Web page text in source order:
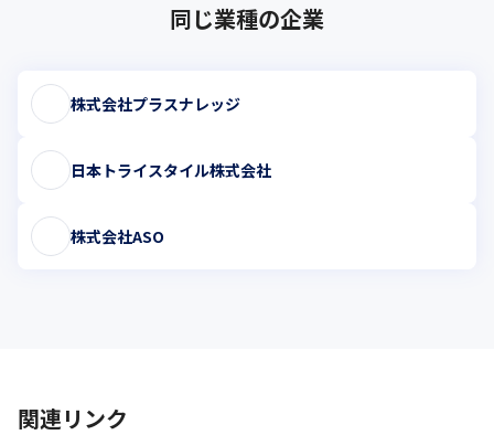
同じ業種の企業
株式会社プラスナレッジ
日本トライスタイル株式会社
株式会社ASO
関連リンク